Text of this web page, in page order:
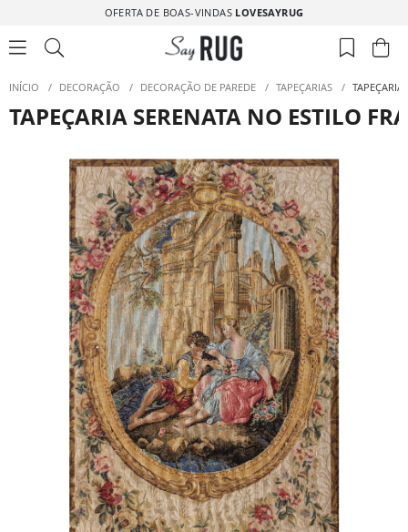
OFERTA DE BOAS-VINDAS LOVESAYRUG
INÍCIO / DECORAÇÃO / DECORAÇÃO DE PAREDE / TAPEÇARIAS / TAPEÇARIA
TAPEÇARIA SERENATA NO ESTILO